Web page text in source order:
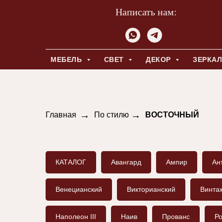
Написать нам:
МЕБЕЛЬ СВЕТ ДЕКОР
Главная По стилю ВОСТОЧНЫЙ
→ →
КАТАЛОГ Авангард Ампир
Венецианский Викторианский
Наполеон III Наив Прованс